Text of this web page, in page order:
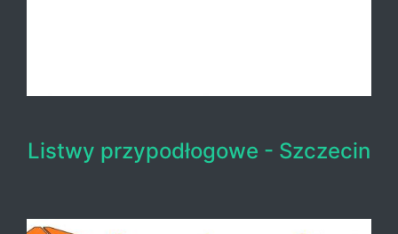
Listwy przypodłogowe - Szczecin